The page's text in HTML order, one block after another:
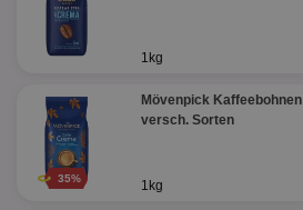
1kg
35%
Mövenpick Kaffeebohnen
versch. Sorten
1kg